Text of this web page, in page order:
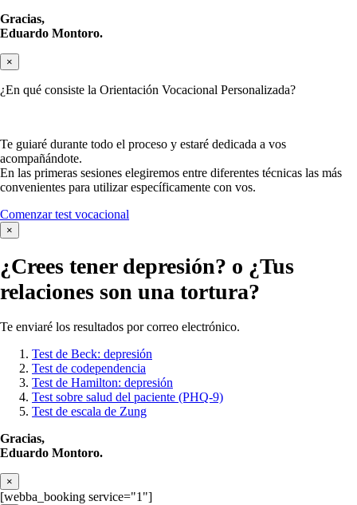
Gracias,
Eduardo Montoro.
×
¿En qué consiste la Orientación Vocacional Personalizada?
Te guiaré durante todo el proceso y estaré dedicada a vos
acompañándote.
En las primeras sesiones elegiremos entre diferentes técnicas las más
convenientes para utilizar específicamente con vos.
Comenzar test vocacional
×
¿Crees tener depresión? o ¿Tus
relaciones son una tortura?
Te enviaré los resultados por correo electrónico.
Test de Beck: depresión
Test de codependencia
Test de Hamilton: depresión
Test sobre salud del paciente (PHQ-9)
Test de escala de Zung
Gracias,
Eduardo Montoro.
×
[webba_booking service="1"]